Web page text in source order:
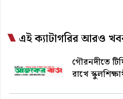
এই ক্যাটাগরির আরও
গৌরনদীতে
রাখে